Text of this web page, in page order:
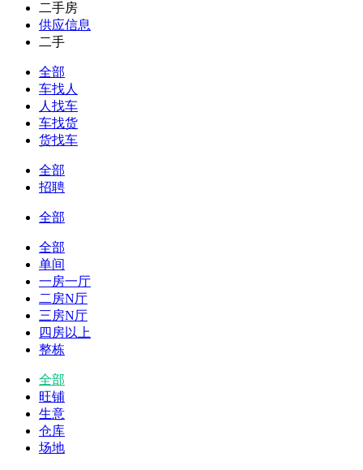
二手房
供应信息
二手
全部
车找人
人找车
车找货
货找车
全部
招聘
全部
全部
单间
一房一厅
二房N厅
三房N厅
四房以上
整栋
全部
旺铺
生意
仓库
场地